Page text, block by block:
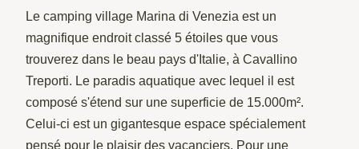
Le camping village Marina di Venezia est un
magnifique endroit classé 5 étoiles que vous
trouverez dans le beau pays d'Italie, à Cavallino
Treporti. Le paradis aquatique avec lequel il est
composé s'étend sur une superficie de 15.000m².
Celui-ci est un gigantesque espace spécialement
pensé pour le plaisir des vacanciers. Pour une